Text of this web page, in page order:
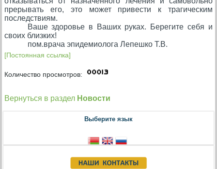
прерывать его, это может привести к трагическим
последствиям.
Ваше здоровье в Ваших руках. Берегите себя и
своих близких!
пом.врача эпидемиолога Лепешко Т.В.
[Постоянная ссылка]
Количество просмотров:
Вернуться в раздел Новости
Выберите язык